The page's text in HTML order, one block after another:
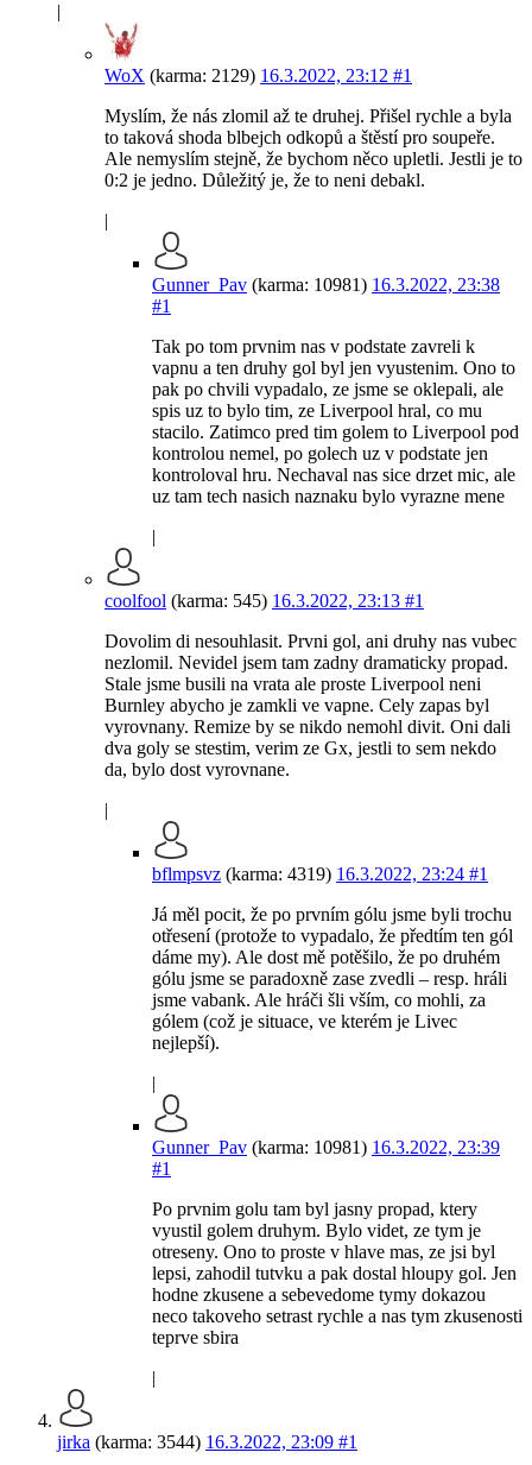
|
WoX (karma: 2129) 16.3.2022, 23:12 #1
Myslím, že nás zlomil až te druhej. Přišel rychle a byla
to taková shoda blbejch odkopů a štěstí pro soupeře.
Ale nemyslím stejně, že bychom něco upletli. Jestli je to
0:2 je jedno. Důležitý je, že to neni debakl.
|
Gunner_Pav (karma: 10981) 16.3.2022, 23:38
#1
Tak po tom prvnim nas v podstate zavreli k
vapnu a ten druhy gol byl jen vyustenim. Ono to
pak po chvili vypadalo, ze jsme se oklepali, ale
spis uz to bylo tim, ze Liverpool hral, co mu
stacilo. Zatimco pred tim golem to Liverpool pod
kontrolou nemel, po golech uz v podstate jen
kontroloval hru. Nechaval nas sice drzet mic, ale
uz tam tech nasich naznaku bylo vyrazne mene
|
coolfool (karma: 545) 16.3.2022, 23:13 #1
Dovolim di nesouhlasit. Prvni gol, ani druhy nas vubec
nezlomil. Nevidel jsem tam zadny dramaticky propad.
Stale jsme busili na vrata ale proste Liverpool neni
Burnley abycho je zamkli ve vapne. Cely zapas byl
vyrovnany. Remize by se nikdo nemohl divit. Oni dali
dva goly se stestim, verim ze Gx, jestli to sem nekdo
da, bylo dost vyrovnane.
|
bflmpsvz (karma: 4319) 16.3.2022, 23:24 #1
Já měl pocit, že po prvním gólu jsme byli trochu
otřesení (protože to vypadalo, že předtím ten gól
dáme my). Ale dost mě potěšilo, že po druhém
gólu jsme se paradoxně zase zvedli – resp. hráli
jsme vabank. Ale hráči šli vším, co mohli, za
gólem (což je situace, ve kterém je Livec
nejlepší).
|
Gunner_Pav (karma: 10981) 16.3.2022, 23:39
#1
Po prvnim golu tam byl jasny propad, ktery
vyustil golem druhym. Bylo videt, ze tym je
otreseny. Ono to proste v hlave mas, ze jsi byl
lepsi, zahodil tutvku a pak dostal hloupy gol. Jen
hodne zkusene a sebevedome tymy dokazou
neco takoveho setrast rychle a nas tym zkusenosti
teprve sbira
|
jirka (karma: 3544) 16.3.2022, 23:09 #1